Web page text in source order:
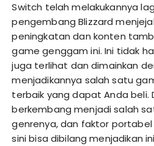
Switch telah melakukannya
pengembang Blizzard
peningkatan dan konten
game genggam ini. Ini tidak
juga terlihat dan dimainkan
menjadikannya salah satu
terbaik yang dapat Anda beli.
berkembang menjadi salah
genrenya, dan faktor
sini bisa dibilang menjadikan